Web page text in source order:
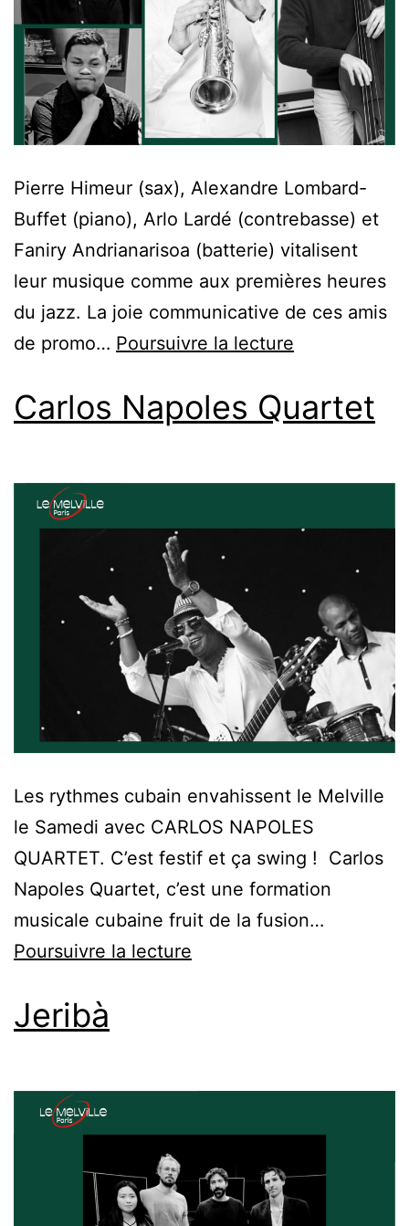
Pierre Himeur (sax), Alexandre Lombard-
Buffet (piano), Arlo Lardé (contrebasse) et
Faniry Andrianarisoa (batterie) vitalisent
leur musique comme aux premières heures
du jazz. La joie communicative de ces amis
de promo… Poursuivre la lecture
Carlos Napoles Quartet
Les rythmes cubain envahissent le Melville
le Samedi avec CARLOS NAPOLES
QUARTET. C’est festif et ça swing ! Carlos
Napoles Quartet, c’est une formation
musicale cubaine fruit de la fusion…
Poursuivre la lecture
Jeribà